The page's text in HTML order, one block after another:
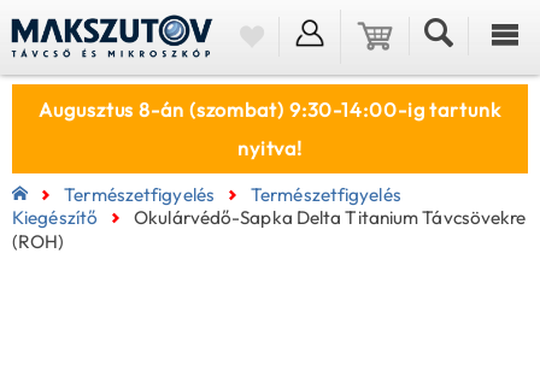
Augusztus 8-án (szombat) 9:30-14:00-ig tartunk
nyitva!
Természetfigyelés
Természetfigyelés
Kiegészítő
Okulárvédő-Sapka Delta Titanium Távcsövekre
(ROH)